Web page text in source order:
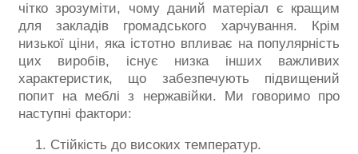
чітко зрозуміти, чому даний матеріал є кращим
для закладів громадського харчування. Крім
низької ціни, яка істотно впливає на популярність
цих виробів, існує низка інших важливих
характеристик, що забезпечують підвищений
попит на меблі з нержавійки. Ми говоримо про
наступні фактори:
Стійкість до високих температур.